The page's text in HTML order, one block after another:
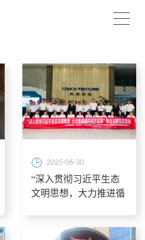
2025-06-30
“深入贯彻习近平生态
文明思想，大力推进循
局、 德宏州社会科学界